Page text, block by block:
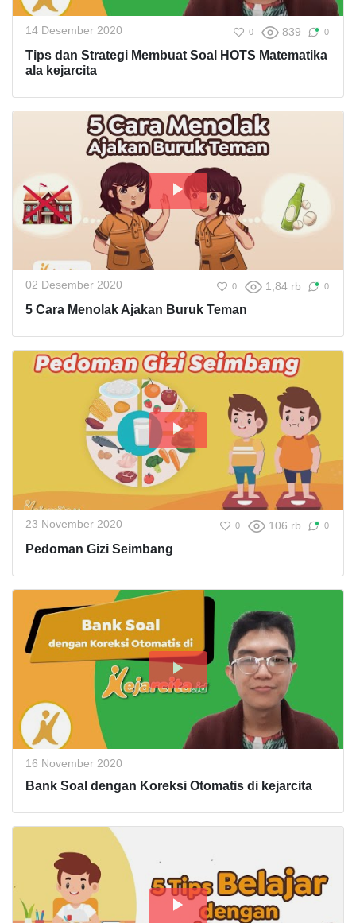
14 Desember 2020 0 839 0
Tips dan Strategi Membuat Soal HOTS Matematika
ala kejarcita
02 Desember 2020 0 1,84 rb 0
5 Cara Menolak Ajakan Buruk Teman
23 November 2020 0 106 rb 0
Pedoman Gizi Seimbang
16 November 2020
Bank Soal dengan Koreksi Otomatis di kejarcita